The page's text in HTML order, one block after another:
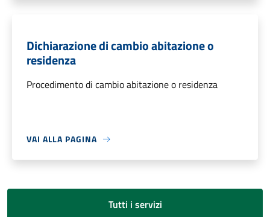
Dichiarazione di cambio abitazione o
residenza
Procedimento di cambio abitazione o residenza
VAI ALLA PAGINA
Tutti i servizi